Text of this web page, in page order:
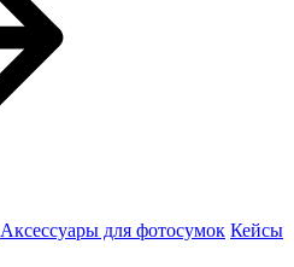
Аксессуары для фотосумок Кейсы